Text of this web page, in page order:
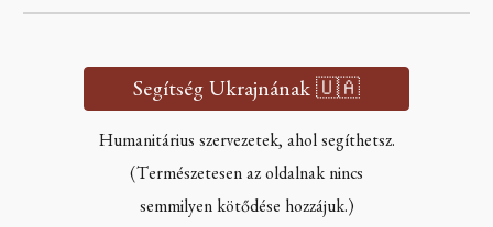
Segítség Ukrajnának 🇺🇦
Humanitárius szervezetek, ahol segíthetsz.
(Természetesen az oldalnak nincs
semmilyen kötődése hozzájuk.)